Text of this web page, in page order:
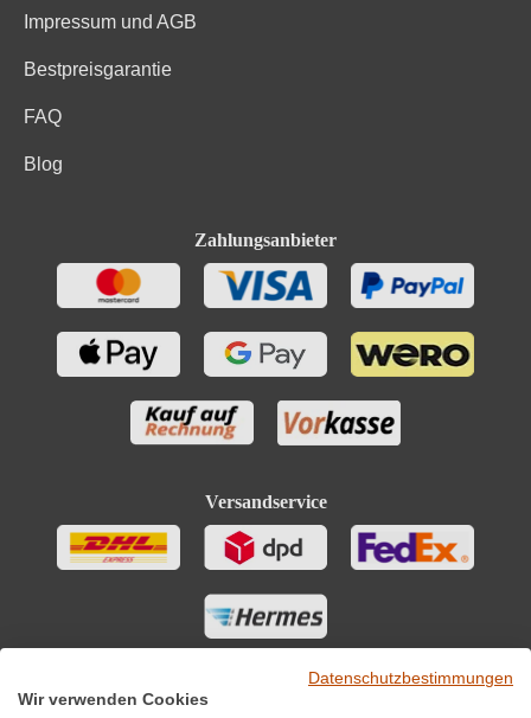
Impressum und AGB
Bestpreisgarantie
FAQ
Blog
Zahlungsanbieter
Versandservice
Datenschutzbestimmungen
Wir verwenden Cookies